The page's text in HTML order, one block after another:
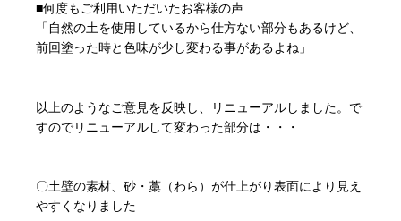
■何度もご利用いただいたお客様の声
「自然の土を使用しているから仕方ない部分もあるけど、
前回塗った時と色味が少し変わる事があるよね」
以上のようなご意見を反映し、リニューアルしました。で
すのでリニューアルして変わった部分は・・・
〇土壁の素材、砂・藁（わら）が仕上がり表面により見え
やすくなりました